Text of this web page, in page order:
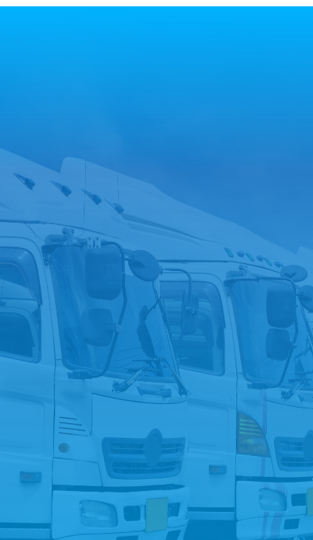
今すぐ電話する
お問い合わせフォームへ
LINEでお問い合わせ